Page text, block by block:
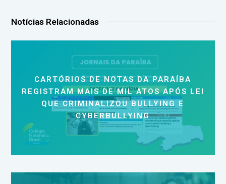
Notícias Relacionadas
CARTÓRIOS DE NOTAS DA PARAÍBA
REGISTRAM MAIS DE MIL ATOS APÓS LEI
QUE CRIMINALIZOU BULLYING E
CYBERBULLYING